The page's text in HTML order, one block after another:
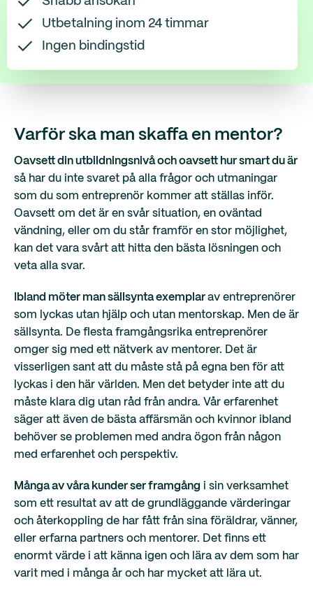
Utbetalning inom 24 timmar
Ingen bindingstid
Varför ska man skaffa en mentor?
Oavsett din utbildningsnivå och oavsett hur smart du är
så har du inte svaret på alla frågor och utmaningar
som du som entreprenör kommer att ställas inför.
Oavsett om det är en svår situation, en oväntad
vändning, eller om du står framför en stor möjlighet,
kan det vara svårt att hitta den bästa lösningen och
veta alla svar.
Ibland möter man sällsynta exemplar av entreprenörer
som lyckas utan hjälp och utan mentorskap. Men de är
sällsynta. De flesta framgångsrika entreprenörer
omger sig med ett nätverk av mentorer. Det är
visserligen sant att du måste stå på egna ben för att
lyckas i den här världen. Men det betyder inte att du
måste klara dig utan råd från andra. Vår erfarenhet
säger att även de bästa affärsmän och kvinnor ibland
behöver se problemen med andra ögon från någon
med erfarenhet och perspektiv.
Många av våra kunder ser framgång i sin verksamhet
som ett resultat av att de grundläggande värderingar
och återkoppling de har fått från sina föräldrar, vänner,
eller erfarna partners och mentorer. Det finns ett
enormt värde i att känna igen och lära av dem som har
varit med i många år och har mycket att lära ut.